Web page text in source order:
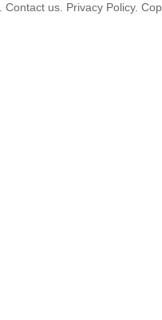
Contact us. Privacy Policy.